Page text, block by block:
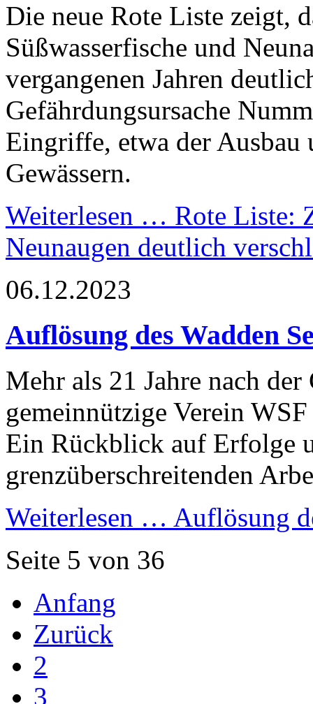
Die neue Rote Liste zeigt,
Süßwasserfische und
vergangenen Jahren
Gefährdungsursache
Eingriffe, etwa der
Gewässern.
Weiterlesen … Rote Liste:
Neunaugen deutlich
06.12.2023
Auflösung des Wadden
Mehr als 21 Jahre nach
gemeinnützige Verein
Ein Rückblick auf Erfolge
grenzüberschreitenden
Weiterlesen … Auflösung
Seite 5 von 36
Anfang
Zurück
2
3